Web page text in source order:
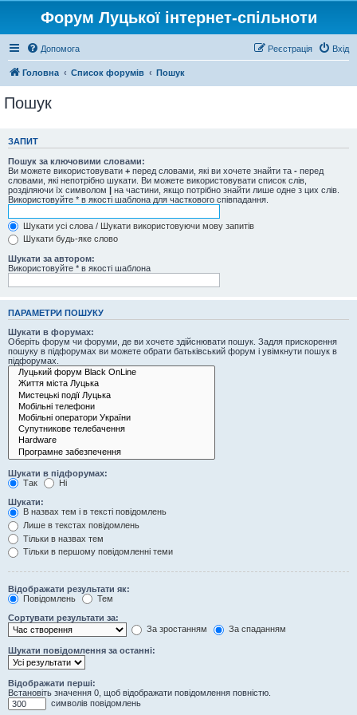
Форум Луцької інтернет-спільноти
Допомога Вхід
Реєстрація
Головна Список форумів Пошук
Пошук
ЗАПИТ
Пошук за ключовими словами:
Ви можете використовувати + перед словами, які ви хочете знайти та - перед
словами, які непотрібно шукати. Ви можете використовувати список слів,
розділяючи їх символом | на частини, якщо потрібно знайти лише одне з цих слів.
Використовуйте * в якості шаблона для часткового співпадання.
Шукати усі слова / Шукати використовуючи мову запитів
Шукати будь-яке слово
Шукати за автором:
Використовуйте * в якості шаблона
ПАРАМЕТРИ ПОШУКУ
Шукати в форумах:
Оберіть форум чи форуми, де ви хочете здійснювати пошук. Задля прискорення
пошуку в підфорумах ви можете обрати батьківський форум і увімкнути пошук в
підфорумах.
Шукати в підфорумах:
Так
Ні
Шукати:
В назвах тем і в тексті повідомлень
Лише в текстах повідомлень
Тільки в назвах тем
Тільки в першому повідомленні теми
Відображати результати як:
Повідомлень
Тем
Сортувати результати за:
За зростанням
За спаданням
Шукати повідомлення за останні:
Відображати перші:
Встановіть значення 0, щоб відображати повідомлення повністю.
символів повідомлень